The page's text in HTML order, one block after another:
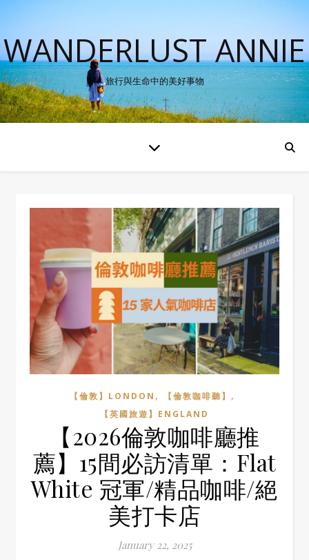
WANDERLUST ANNIE
旅行與生命中的美好事物
【倫敦】LONDON , 【倫敦咖啡聽】 ,
【英國旅遊】ENGLAND
【2026倫敦咖啡廳推
薦】15間必訪清單：Flat
White 冠軍/精品咖啡/絕
美打卡店
January 22, 2025